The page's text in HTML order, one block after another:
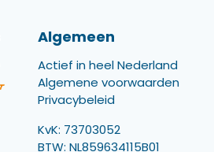
Algemeen
Actief in heel Nederland
Algemene voorwaarden
Privacybeleid
KvK: 73703052
BTW: NL859634115B01